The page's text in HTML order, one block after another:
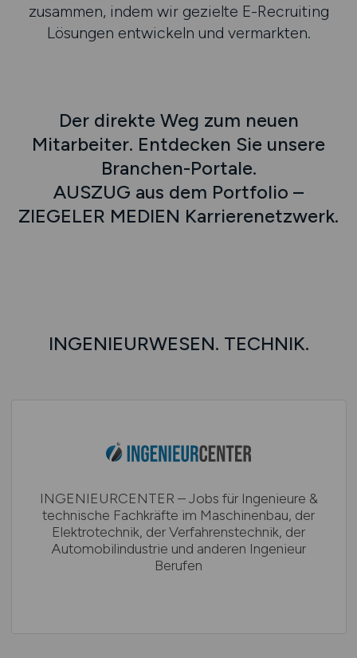
zusammen, indem wir gezielte E-Recruiting
Lösungen entwickeln und vermarkten.
Der direkte Weg zum neuen
Mitarbeiter. Entdecken Sie unsere
Branchen-Portale.
AUSZUG aus dem Portfolio –
ZIEGELER MEDIEN Karrierenetzwerk.
INGENIEURWESEN. TECHNIK.
INGENIEURCENTER – Jobs für Ingenieure &
technische Fachkräfte im Maschinenbau, der
Elektrotechnik, der Verfahrenstechnik, der
Automobilindustrie und anderen Ingenieur
Berufen